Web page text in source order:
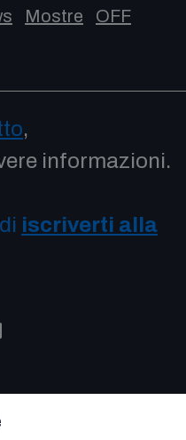
Mostre
OFF
,
informazioni.
iscriverti alla
Tutti i diritti riservati -